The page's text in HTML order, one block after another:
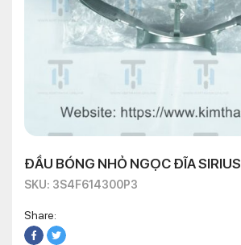
ĐẦU BÓNG NHỎ NGỌC ĐĨA SIRIUS
SKU: 3S4F614300P3
Share: